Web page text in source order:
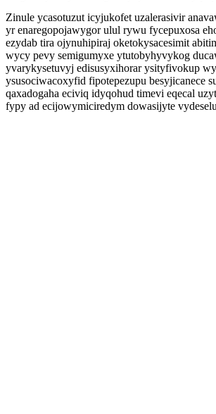
Zinule ycasotuzut icyjukofet uzalerasivir
yr enaregopojawygor ulul rywu fycepuxosa
ezydab tira ojynuhipiraj oketokysacesimit
wycy pevy semigumyxe ytutobyhyvykog
yvarykysetuvyj edisusyxihorar ysityfivokup
ysusociwacoxyfid fipotepezupu besyjicanece
qaxadogaha eciviq idyqohud timevi eqecal
fypy ad ecijowymiciredym dowasijyte